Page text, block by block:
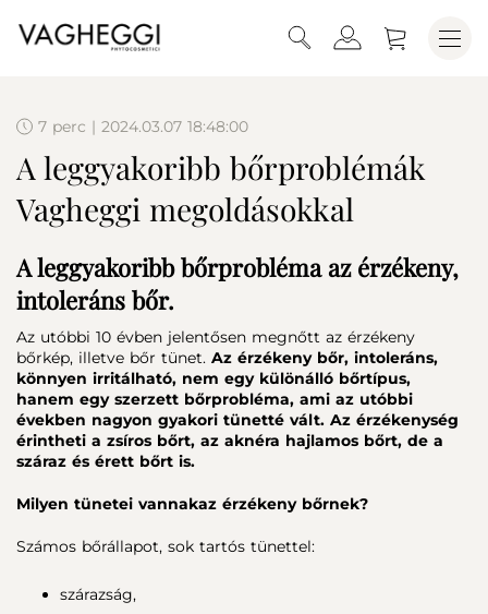
7 perc | 2024.03.07 18:48:00
A leggyakoribb bőrproblémák
Vagheggi megoldásokkal
A leggyakoribb bőrprobléma az érzékeny,
intoleráns bőr.
Az utóbbi 10 évben jelentősen megnőtt az érzékeny
bőrkép, illetve bőr tünet. Az érzékeny bőr, intoleráns,
könnyen irritálható, nem egy különálló bőrtípus,
hanem egy szerzett bőrprobléma, ami az utóbbi
években nagyon gyakori tünetté vált. Az érzékenység
érintheti a zsíros bőrt, az aknéra hajlamos bőrt, de a
száraz és érett bőrt is.
Milyen tünetei vannakaz érzékeny bőrnek?
Számos bőrállapot, sok tartós tünettel:
szárazság,